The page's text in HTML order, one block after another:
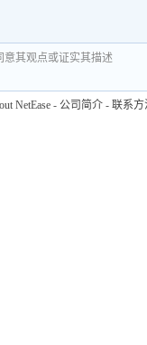
意其观点或证实其描述
NetEase - 公司简介 - 联系方